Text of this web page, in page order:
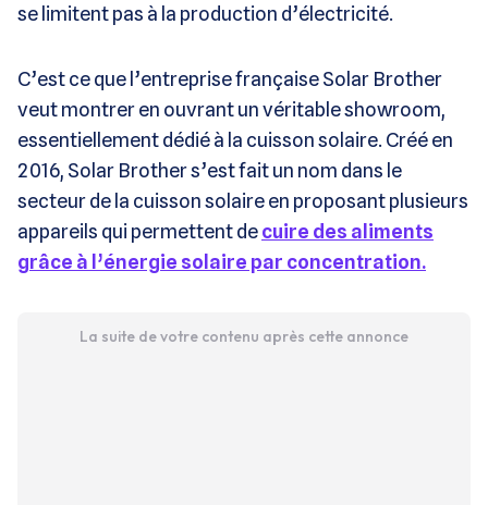
se limitent pas à la production d’électricité.
C’est ce que l’entreprise française Solar Brother
veut montrer en ouvrant un véritable showroom,
essentiellement dédié à la cuisson solaire. Créé en
2016, Solar Brother s’est fait un nom dans le
secteur de la cuisson solaire en proposant plusieurs
appareils qui permettent decuire des aliments
grâce à l’énergie solaire par concentration.
La suite de votre contenu après cette annonce